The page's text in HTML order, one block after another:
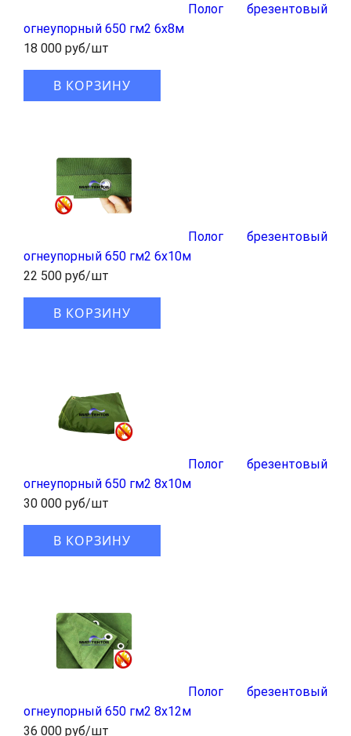
Полог брезентовый
огнеупорный 650 гм2 6x8м
18 000 руб/шт
В КОРЗИНУ
Полог брезентовый
огнеупорный 650 гм2 6x10м
22 500 руб/шт
В КОРЗИНУ
Полог брезентовый
огнеупорный 650 гм2 8x10м
30 000 руб/шт
В КОРЗИНУ
Полог брезентовый
огнеупорный 650 гм2 8x12м
36 000 руб/шт